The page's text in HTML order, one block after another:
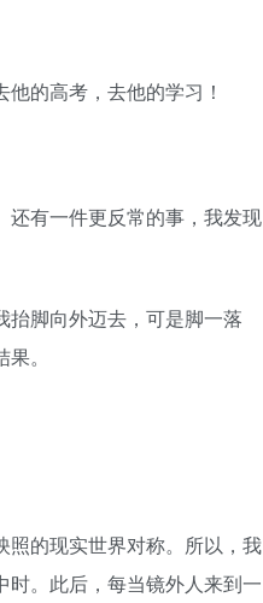
的高考，去他的学习！
还有一件更反常的事，我发现
脚向外迈去，可是脚一落
。
照的现实世界对称。所以，我
。此后，每当镜外人来到一